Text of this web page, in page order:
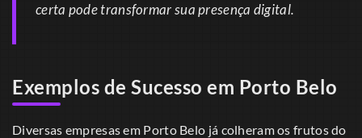
certa pode transformar sua presença digital.
Exemplos de Sucesso em Porto Belo
Diversas empresas em Porto Belo já colheram os frutos do